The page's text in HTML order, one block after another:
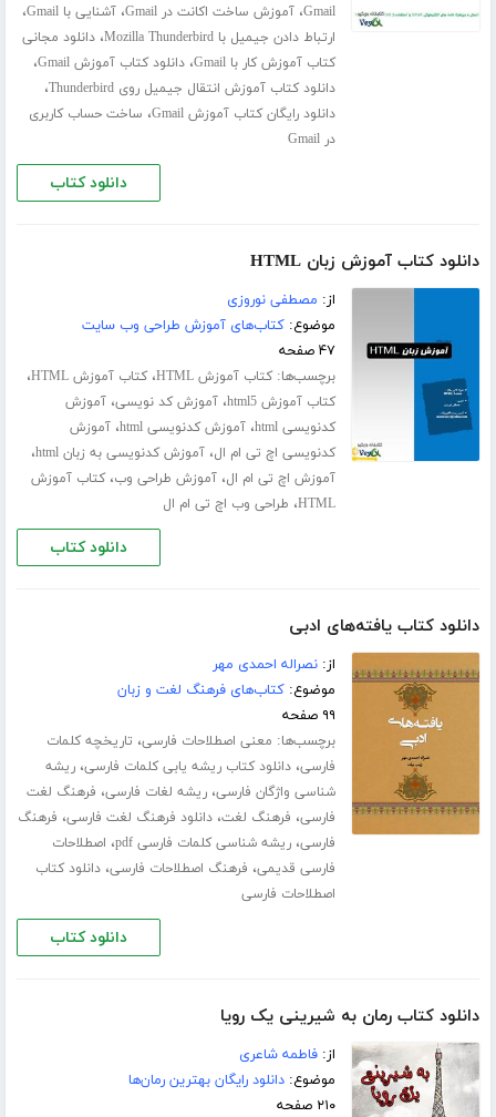
Gmail،آموزش ساخت اکانت در Gmail ،آشنایی با Gmail ،
ارتباط دادن جیمیل با Mozilla Thunderbird ،دانلود مجانی
کتاب آموزش کار با Gmail
،دانلود کتاب آموزش Gmail ،
دانلود کتاب آموزش انتقال جیمیل روی Thunderbird ،
دانلود رایگان کتاب آموزش Gmail ، ساخت حساب کاربری
در Gmail
دانلود کتاب
دانلود کتاب آموزش زبان HTML
از: مصطفی نوروزی
موضوع:کتاب‌های آموزش طراحی وب سایت
۴۷ صفحه
برچسب‌ها:کتاب آموزش HTML ،کتاب آموزش HTML ،
کتاب آموزش html5 ،آموزش کد نویسی،آموزش
کدنویسی html
،آموزش کدنویسی html ،آموزش
کدنویسی اچ تی ام ال،آموزش کدنویسی به زبان html ،
آموزش اچ تی ام ال،آموزش طراحی وب،کتاب آموزش
HTML، طراحی وب اچ تی ام ال
دانلود کتاب
دانلود کتاب یافته‌های ادبی
از:نصراله احمدی مهر
موضوع:کتاب‌های فرهنگ لغت و زبان
۹۹ صفحه
برچسب‌ها: معنی اصطلاحات فارسی، تاریخچه کلمات
فارسی،دانلود کتاب ریشه یابی کلمات فارسی،ریشه
شناسی واژگان فارسی،ریشه لغات فارسی، فرهنگ لغت
فارسی، فرهنگ لغت،دانلود فرهنگ لغت فارسی، فرهنگ
فارسی،ریشه شناسی کلمات فارسی pdf ، اصطلاحات
فارسی قدیمی، فرهنگ اصطلاحات فارسی،دانلود کتاب
اصطلاحات فارسی
دانلود کتاب
دانلود کتاب رمان به شیرینی یک رویا
از:فاطمه شاعری
موضوع:دانلود رایگان بهترین رمان‌ها
۲۱۰ صفحه